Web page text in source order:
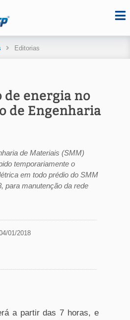
Editorias
de energia no
de Engenharia
de Materiais (SMM)
temporariamente o
em todo prédio do SMM
para manutenção da rede
01/2018
a partir das 7 horas, e